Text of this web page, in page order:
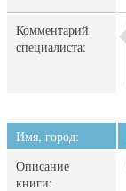
Комментарий
специалиста:
Имя, город:
Описание
книги: